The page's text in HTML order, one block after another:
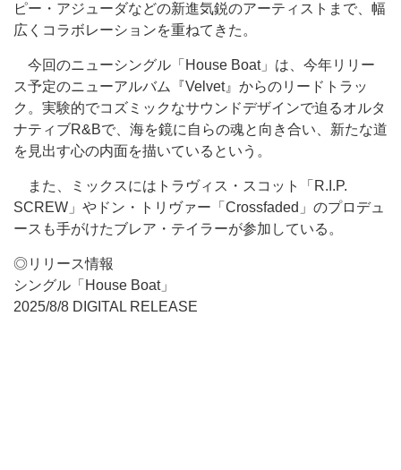
ピー・アジューダなどの新進気鋭のアーティストまで、幅
広くコラボレーションを重ねてきた。
今回のニューシングル「House Boat」は、今年リリー
ス予定のニューアルバム『Velvet』からのリードトラッ
ク。実験的でコズミックなサウンドデザインで迫るオルタ
ナティブR&Bで、海を鏡に自らの魂と向き合い、新たな道
を見出す心の内面を描いているという。
また、ミックスにはトラヴィス・スコット「R.I.P.
SCREW」やドン・トリヴァー「Crossfaded」のプロデュ
ースも手がけたブレア・テイラーが参加している。
◎リリース情報
シングル「House Boat」
2025/8/8 DIGITAL RELEASE